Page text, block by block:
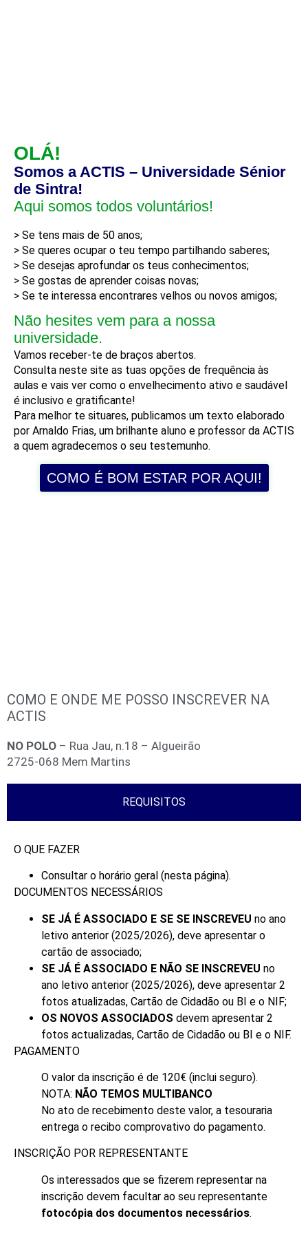
OLÁ!
Somos a ACTIS – Universidade Sénior
de Sintra!
Aqui somos todos voluntários!
> Se tens mais de 50 anos;
> Se queres ocupar o teu tempo partilhando saberes;
> Se desejas aprofundar os teus conhecimentos;
> Se gostas de aprender coisas novas;
> Se te interessa encontrares velhos ou novos amigos;
Não hesites vem para a nossa
universidade.
Vamos receber-te de braços abertos.
Consulta neste site as tuas opções de frequência às
aulas e vais ver como o envelhecimento ativo e saudável
é inclusivo e gratificante!
Para melhor te situares, publicamos um texto elaborado
por Arnaldo Frias, um brilhante aluno e professor da ACTIS
a quem agradecemos o seu testemunho.
COMO É BOM ESTAR POR AQUI!
COMO E ONDE ME POSSO INSCREVER NA
ACTIS
NO POLO – Rua Jau, n.18 – Algueirão
2725-068 Mem Martins
REQUISITOS
O QUE FAZER
Consultar o horário geral (nesta página).
DOCUMENTOS NECESSÁRIOS
SE JÁ É ASSOCIADO E SE SE INSCREVEU no ano
letivo anterior (2025/2026), deve apresentar o
cartão de associado;
SE JÁ É ASSOCIADO E NÃO SE INSCREVEU no
ano letivo anterior (2025/2026), deve apresentar 2
fotos atualizadas, Cartão de Cidadão ou BI e o NIF;
OS NOVOS ASSOCIADOS devem apresentar 2
fotos actualizadas, Cartão de Cidadão ou BI e o NIF.
PAGAMENTO
O valor da inscrição é de 120€ (inclui seguro).
NOTA: NÃO TEMOS MULTIBANCO
No ato de recebimento deste valor, a tesouraria
entrega o recibo comprovativo do pagamento.
INSCRIÇÃO POR REPRESENTANTE
Os interessados que se fizerem representar na
inscrição devem facultar ao seu representante
fotocópia dos documentos necessários.